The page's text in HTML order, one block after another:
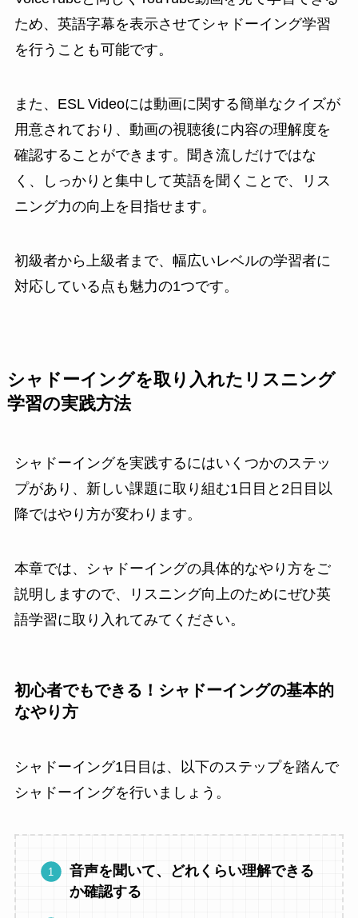
ため、英語字幕を表示させてシャドーイング学習
を行うことも可能です。
また、ESL Videoには動画に関する簡単なクイズが
用意されており、動画の視聴後に内容の理解度を
確認することができます。聞き流しだけではな
く、しっかりと集中して英語を聞くことで、リス
ニング力の向上を目指せます。
初級者から上級者まで、幅広いレベルの学習者に
対応している点も魅力の1つです。
シャドーイングを取り入れたリスニング
学習の実践方法
シャドーイングを実践するにはいくつかのステッ
プがあり、新しい課題に取り組む1日目と2日目以
降ではやり方が変わります。
本章では、シャドーイングの具体的なやり方をご
説明しますので、リスニング向上のためにぜひ英
語学習に取り入れてみてください。
初心者でもできる！シャドーイングの基本的
なやり方
シャドーイング1日目は、以下のステップを踏んで
シャドーイングを行いましょう。
音声を聞いて、どれくらい理解できる
か確認する